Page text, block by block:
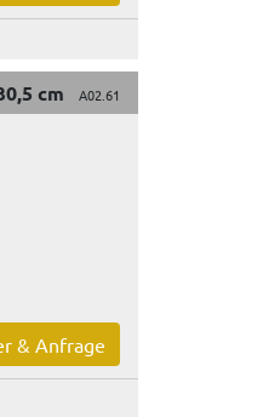
cm A02.61
& Anfrage